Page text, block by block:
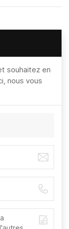
souhaitez en
nous vous